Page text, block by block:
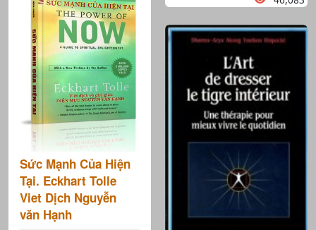
Sức Mạnh Của Hiện
Tại. Eckhart Tolle
Viet Dịch Nguyễn
văn Hạnh